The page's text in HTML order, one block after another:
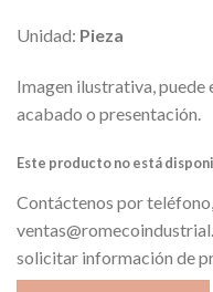
Unidad: Pieza
Imagen ilustrativa, puede
acabado o presentación.
Este producto no está
Contáctenos por
solicitar información de